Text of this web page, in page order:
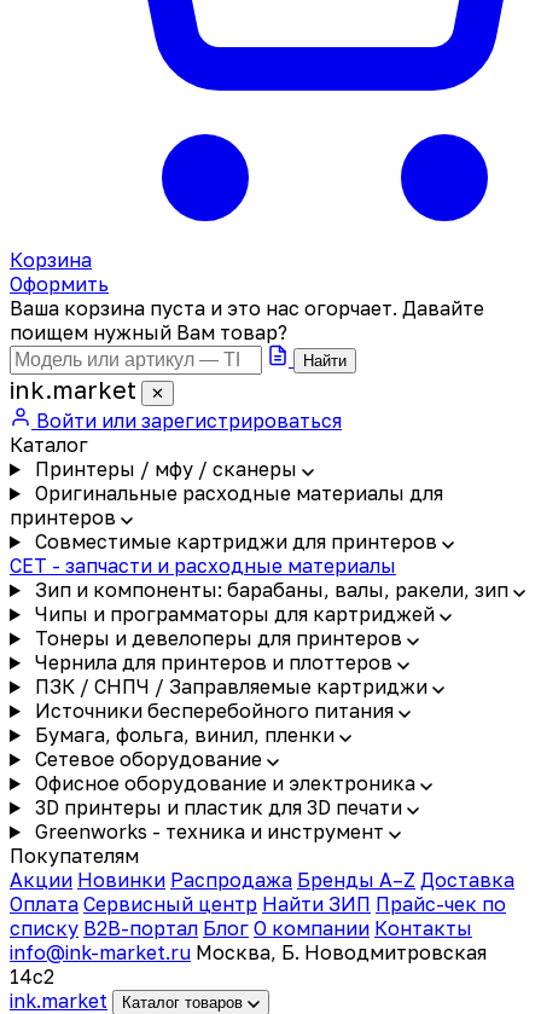
Корзина
Оформить
Ваша корзина пуста и это нас огорчает. Давайте
поищем нужный Вам товар?
Найти
ink.market ✕
Войти или зарегистрироваться
Каталог
Принтеры / мфу / сканеры
Оригинальные расходные материалы для
принтеров
Совместимые картриджи для принтеров
CET - запчасти и расходные материалы
Зип и компоненты: барабаны, валы, ракели, зип
Чипы и программаторы для картриджей
Тонеры и девелоперы для принтеров
Чернила для принтеров и плоттеров
ПЗК / СНПЧ / Заправляемые картриджи
Источники бесперебойного питания
Бумага, фольга, винил, пленки
Сетевое оборудование
Офисное оборудование и электроника
3D принтеры и пластик для 3D печати
Greenworks - техника и инструмент
Покупателям
Акции Новинки Распродажа Бренды A–Z Доставка
Оплата Сервисный центр Найти ЗИП Прайс-чек по
списку B2B-портал Блог О компании Контакты
info@ink-market.ru Москва, Б. Новодмитровская
14с2
ink.market Каталог товаров